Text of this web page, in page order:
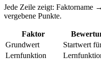
Jede Zeile zeigt: Faktorname
vergebene Punkte.
Faktor
Grundwert
Startwert
Lernfunktion